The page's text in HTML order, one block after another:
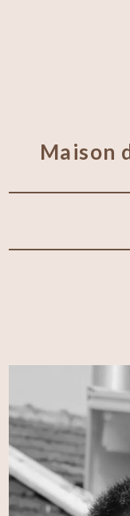
Maison